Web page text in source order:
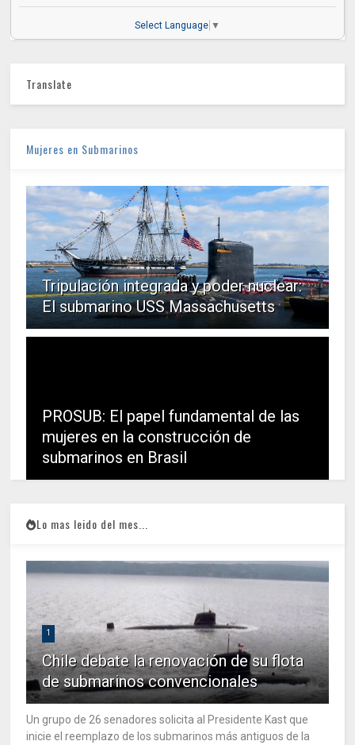
Select Language ▼
Translate
Mujeres en Submarinos
Tripulación integrada y poder nuclear:
El submarino USS Massachusetts
PROSUB: El papel fundamental de las
mujeres en la construcción de
submarinos en Brasil
Lo mas leido del mes...
1
Chile debate la renovación de su flota
de submarinos convencionales
Un grupo de 26 senadores solicita al Presidente Kast que
inicie el reemplazo de los submarinos más antiguos de la